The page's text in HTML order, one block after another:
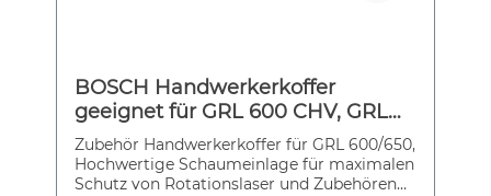
BOSCH Handwerkerkoffer
geeignet für GRL 600 CHV, GRL
650 CHVG Professional
Zubehör Handwerkerkoffer für GRL 600/650,
Hochwertige Schaumeinlage für maximalen
Schutz von Rotationslaser und Zubehören